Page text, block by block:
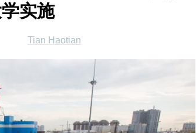
实施
Tian Haotian